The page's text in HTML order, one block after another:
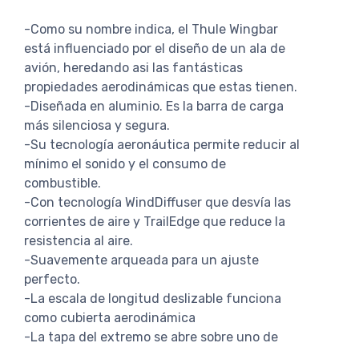
-Como su nombre indica, el Thule Wingbar
está influenciado por el diseño de un ala de
avión, heredando asi las fantásticas
propiedades aerodinámicas que estas tienen.
-Diseñada en aluminio. Es la barra de carga
más silenciosa y segura.
-Su tecnología aeronáutica permite reducir al
mínimo el sonido y el consumo de
combustible.
-Con tecnología WindDiffuser que desvía las
corrientes de aire y TrailEdge que reduce la
resistencia al aire.
-Suavemente arqueada para un ajuste
perfecto.
-La escala de longitud deslizable funciona
como cubierta aerodinámica
-La tapa del extremo se abre sobre uno de